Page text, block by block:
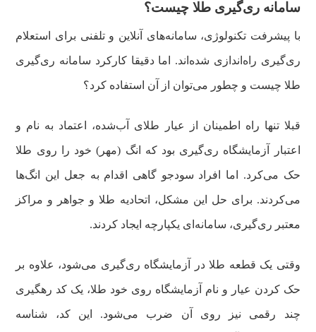
سامانه ری‌گیری طلا چیست؟
با پیشرفت تکنولوژی، سامانه‌های آنلاین و تلفنی برای استعلام
ری‌گیری راه‌اندازی شده‌اند. اما دقیقا کارکرد سامانه ری‌گیری
طلا چیست و چطور می‌توان از آن استفاده کرد؟
قبلا تنها راه اطمینان از عیار طلای آب‌شده، اعتماد به نام و
اعتبار آزمایشگاه ری‌گیری بود که انگ (مهر) خود را روی طلا
حک می‌کرد. اما افراد سودجو گاهی اقدام به جعل این انگ‌ها
می‌کردند. برای حل این مشکل، اتحادیه طلا و جواهر و مراکز
معتبر ری‌گیری، سامانه‌ای یکپارچه ایجاد کردند.
وقتی یک قطعه طلا در آزمایشگاه ری‌گیری می‌شود، علاوه بر
حک کردن عیار و نام آزمایشگاه روی خود طلا، یک کد رهگیری
چند رقمی نیز روی آن ضرب می‌شود. این کد، شناسه